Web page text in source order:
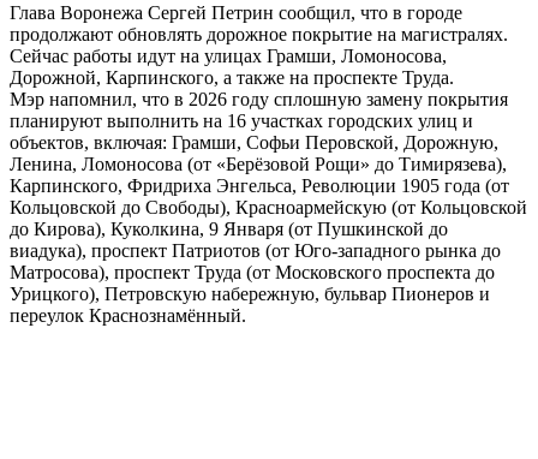
Глава Воронежа Сергей Петрин сообщил, что в городе
продолжают обновлять дорожное покрытие на магистралях.
Сейчас работы идут на улицах Грамши, Ломоносова,
Дорожной, Карпинского, а также на проспекте Труда.
Мэр напомнил, что в 2026 году сплошную замену покрытия
планируют выполнить на 16 участках городских улиц и
объектов, включая: Грамши, Софьи Перовской, Дорожную,
Ленина, Ломоносова (от «Берёзовой Рощи» до Тимирязева),
Карпинского, Фридриха Энгельса, Революции 1905 года (от
Кольцовской до Свободы), Красноармейскую (от Кольцовской
до Кирова), Куколкина, 9 Января (от Пушкинской до
виадука), проспект Патриотов (от Юго-западного рынка до
Матросова), проспект Труда (от Московского проспекта до
Урицкого), Петровскую набережную, бульвар Пионеров и
переулок Краснознамённый.